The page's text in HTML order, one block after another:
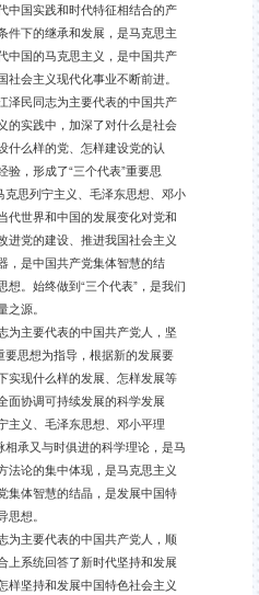
中国实践和时代特征相结合的产
件下的继承和发展，是马克思主
中国的马克思主义，是中国共产
会主义现代化事业不断前进。
民同志为主要代表的中国共产
的实践中，加深了对什么是社会
什么样的党、怎样建设党的认
验，形成了“三个代表”重要思
克思列宁主义、毛泽东思想、邓小
代世界和中国的发展变化对党和
进党的建设、推进我国社会主义
，是中国共产党集体智慧的结
。始终做到“三个代表”，是我们
源。
主要代表的中国共产党人，坚
要思想为指导，根据新的发展要
实现什么样的发展、怎样发展等
面协调可持续发展的科学发展
主义、毛泽东思想、邓小平理
相承又与时俱进的科学理论，是马
法论的集中体现，是马克思主义
集体智慧的结晶，是发展中国特
想。
主要代表的中国共产党人，顺
上系统回答了新时代坚持和发展
样坚持和发展中国特色社会主义